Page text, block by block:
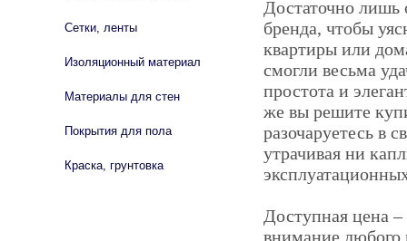
Достаточно лишь
бренда, чтобы
квартиры или
смогли весьма
простота и
же вы решите
разочаруетесь в
утрачивая ни
Доступная цена
внимание любого
Сетки, ленты
Изоляционный материал
Материалы для стен
Покрытия для пола
Краска, грунтовка